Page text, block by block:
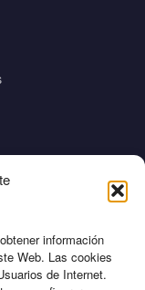
información
Web. Las cookies
de Internet.